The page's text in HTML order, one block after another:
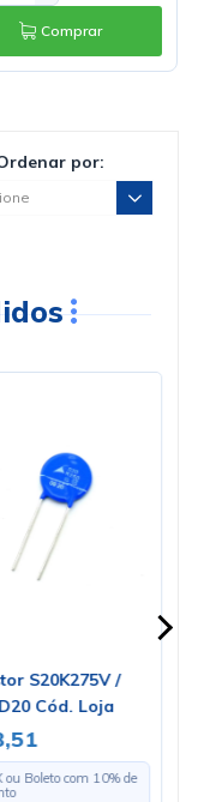
Comprar
por:
S20K275V /
Cód. Loja
ou Boleto com 10% de